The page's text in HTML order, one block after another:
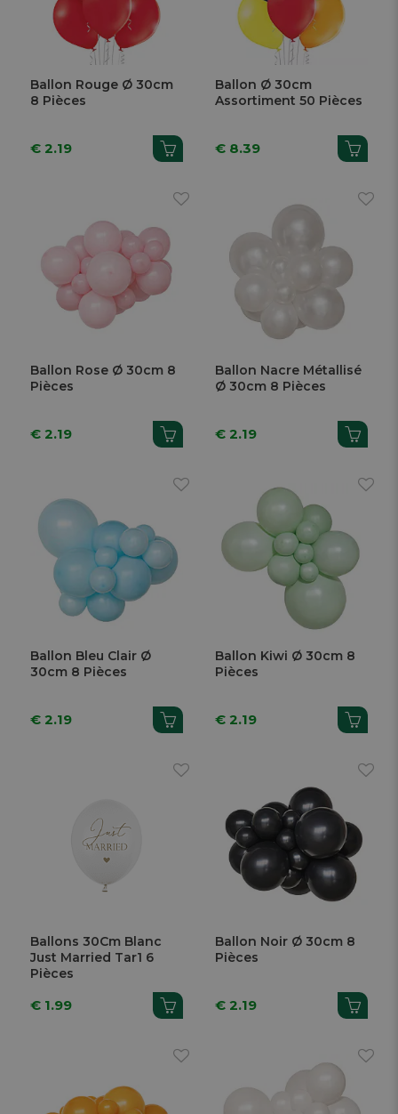
Ballon Rouge Ø 30cm
8 Pièces
€ 2.19
Ballon Ø 30cm
Assortiment 50 Pièces
€ 8.39
Ballon Rose Ø 30cm 8
Pièces
€ 2.19
Ballon Nacre Métallisé
Ø 30cm 8 Pièces
€ 2.19
Ballon Bleu Clair Ø
30cm 8 Pièces
€ 2.19
Ballon Kiwi Ø 30cm 8
Pièces
€ 2.19
Ballons 30Cm Blanc
Just Married Tar1 6
Pièces
€ 1.99
Ballon Noir Ø 30cm 8
Pièces
€ 2.19